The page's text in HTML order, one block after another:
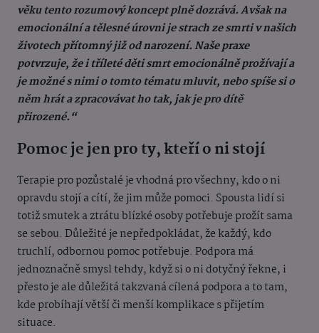
věku tento rozumový koncept plně dozrává. Avšak na
emocionální a tělesné úrovni je strach ze smrti v našich
životech přítomný již od narození. Naše praxe
potvrzuje, že i tříleté děti smrt emocionálně prožívají a
je možné s nimi o tomto tématu mluvit, nebo spíše si o
něm hrát a zpracovávat ho tak, jak je pro dítě
přirozené.“
Pomoc je jen pro ty, kteří o ni stojí
Terapie pro pozůstalé je vhodná pro všechny, kdo o ni
opravdu stojí a cítí, že jim může pomoci. Spousta lidí si
totiž smutek a ztrátu blízké osoby potřebuje prožít sama
se sebou. Důležité je nepředpokládat, že každý, kdo
truchlí, odbornou pomoc potřebuje. Podpora má
jednoznačně smysl tehdy, když si o ni dotyčný řekne, i
přesto je ale důležitá takzvaná cílená podpora a to tam,
kde probíhají větší či menší komplikace s přijetím
situace.